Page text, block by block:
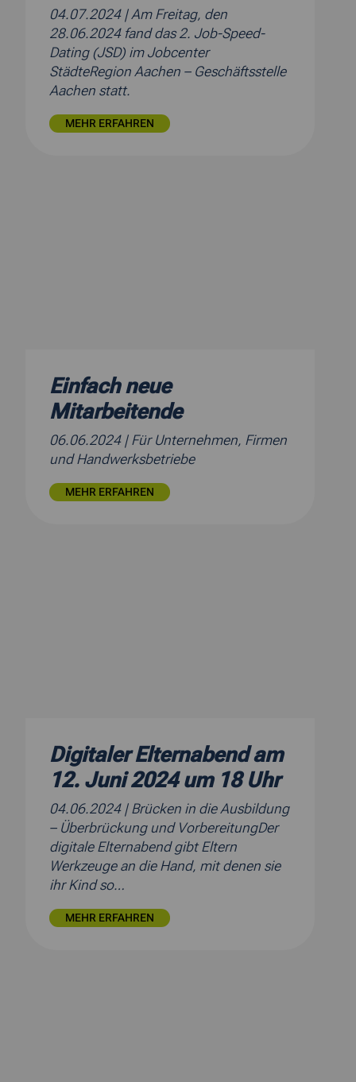
04.07.2024 | Am Freitag, den
28.06.2024 fand das 2. Job-Speed-
Dating (JSD) im Jobcenter
StädteRegion Aachen – Geschäftsstelle
Aachen statt.
MEHR ERFAHREN
Einfach neue
Mitarbeitende
06.06.2024 | Für Unternehmen, Firmen
und Handwerksbetriebe
MEHR ERFAHREN
Digitaler Elternabend am
12. Juni 2024 um 18 Uhr
04.06.2024 | Brücken in die Ausbildung
– Überbrückung und VorbereitungDer
digitale Elternabend gibt Eltern
Werkzeuge an die Hand, mit denen sie
ihr Kind so…
MEHR ERFAHREN